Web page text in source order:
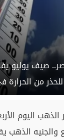
صيف يوليو
من
والجنيه الذهب